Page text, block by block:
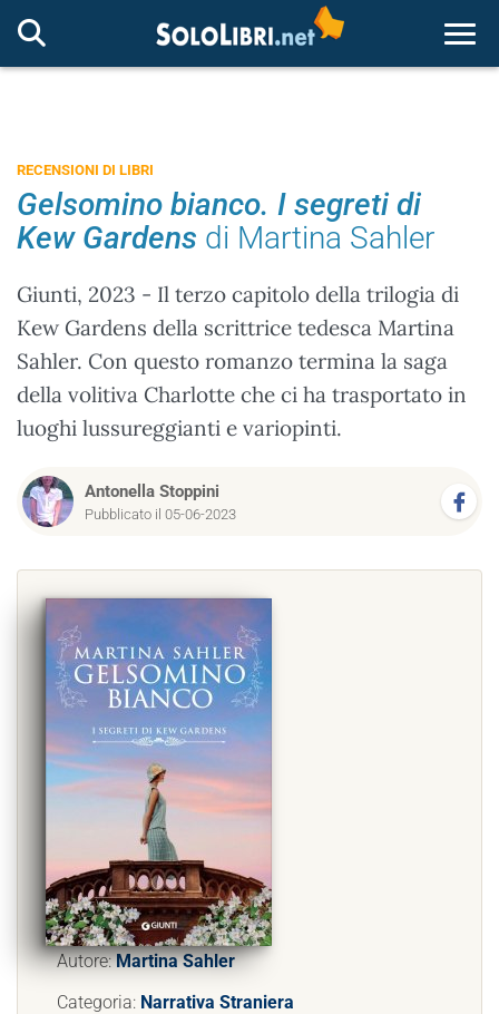
RECENSIONI DI LIBRI
Gelsomino bianco. I segreti di
Kew Gardens di Martina Sahler
Giunti, 2023 - Il terzo capitolo della trilogia di
Kew Gardens della scrittrice tedesca Martina
Sahler. Con questo romanzo termina la saga
della volitiva Charlotte che ci ha trasportato in
luoghi lussureggianti e variopinti.
Antonella Stoppini
Pubblicato il 05-06-2023
Autore:Martina Sahler
Categoria: Narrativa Straniera